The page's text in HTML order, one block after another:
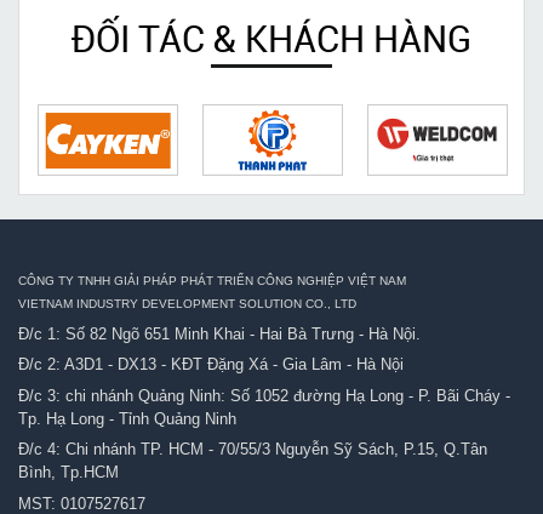
ĐỐI TÁC & KHÁCH HÀNG
CÔNG TY TNHH GIẢI PHÁP PHÁT TRIỂN CÔNG NGHIỆP VIỆT NAM
VIETNAM INDUSTRY DEVELOPMENT SOLUTION CO., LTD
Đ/c 1: Số 82 Ngõ 651 Minh Khai - Hai Bà Trưng - Hà Nội.
Đ/c 2: A3D1 - DX13 - KĐT Đặng Xá - Gia Lâm - Hà Nội
Đ/c 3: chi nhánh Quảng Ninh: Số 1052 đường Hạ Long - P. Bãi Cháy -
Tp. Hạ Long - Tỉnh Quảng Ninh
Đ/c 4: Chi nhánh TP. HCM - 70/55/3 Nguyễn Sỹ Sách, P.15, Q.Tân
Bình, Tp.HCM
MST: 0107527617